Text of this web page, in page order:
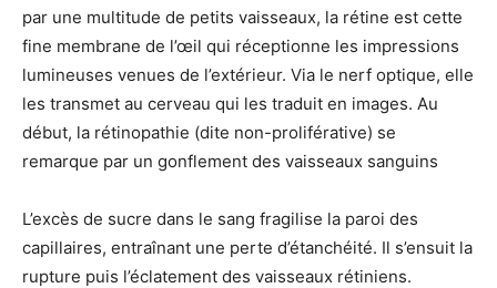
par une multitude de petits vaisseaux, la rétine est cette
fine membrane de l’œil qui réceptionne les impressions
lumineuses venues de l’extérieur. Via le nerf optique, elle
les transmet au cerveau qui les traduit en images. Au
début, la rétinopathie (dite non-proliférative) se
remarque par un gonflement des vaisseaux sanguins
L’excès de sucre dans le sang fragilise la paroi des
capillaires, entraînant une perte d’étanchéité. Il s’ensuit la
rupture puis l’éclatement des vaisseaux rétiniens.